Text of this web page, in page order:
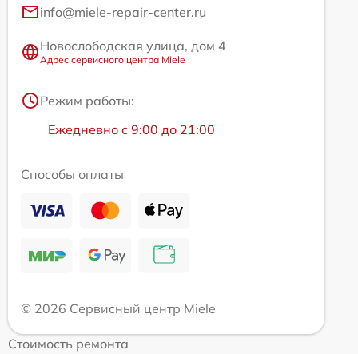
info@miele-repair-center.ru
Новослободская улица, дом 4
Адрес сервисного центра Miele
Режим работы:
Ежедневно с 9:00 до 21:00
Способы оплаты
© 2026 Сервисный центр Miele
Стоимость ремонта